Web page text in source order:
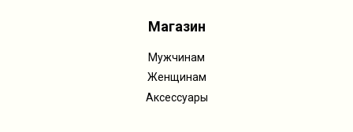
Магазин
Мужчинам
Женщинам
Аксессуары